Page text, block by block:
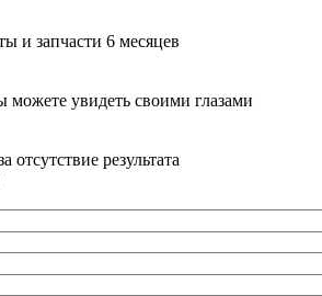
и запчасти 6 месяцев
можете увидеть своими глазами
результата